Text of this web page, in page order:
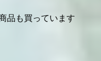
品も買っています